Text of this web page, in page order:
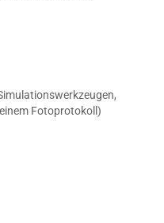
Fotoprotokoll)